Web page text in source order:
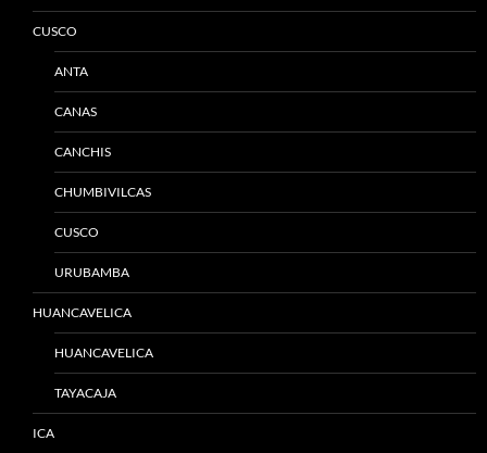
CUSCO
ANTA
CANAS
CANCHIS
CHUMBIVILCAS
CUSCO
URUBAMBA
HUANCAVELICA
HUANCAVELICA
TAYACAJA
ICA